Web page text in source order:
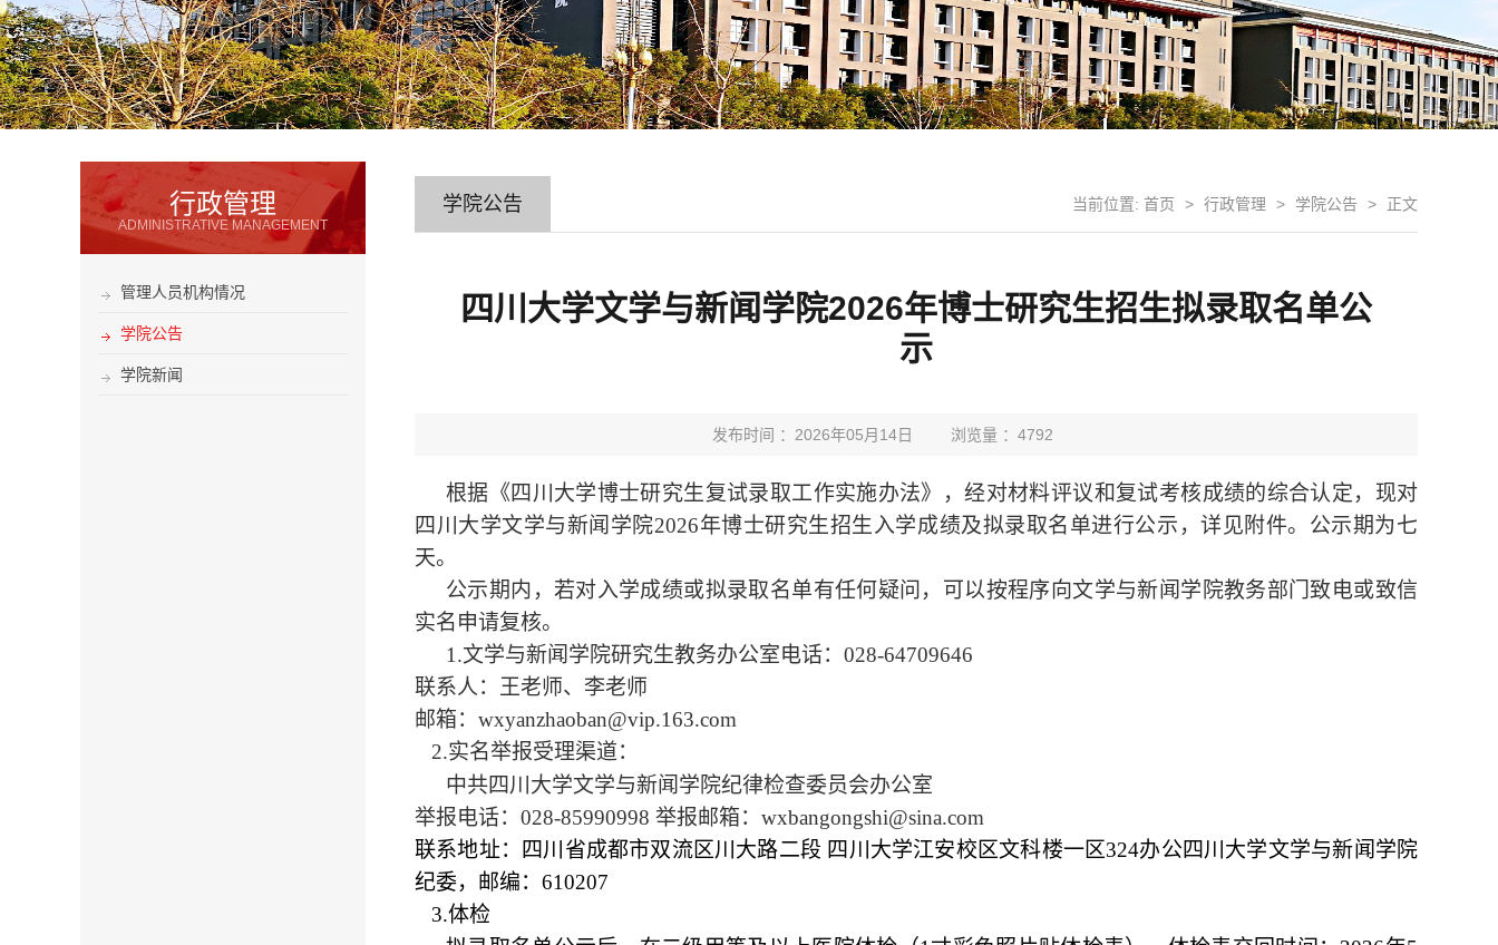
行政管理
ADMINISTRATIVE MANAGEMENT
管理人员机构情况
学院公告
学院新闻
学院公告 当前位置: 首页 > 行政管理 > 学院公告 > 正文
四川大学文学与新闻学院2026年博士研究生招生拟录取名单公
示
发布时间 ：2026年05月14日 浏览量 ： 4792
根据《四川大学博士研究生复试录取工作实施办法》，经对材料评议和复试考核成绩的综合认定，现对
四川大学文学与新闻学院2026年博士研究生招生入学成绩及拟录取名单进行公示，详见附件。公示期为七
天。
公示期内，若对入学成绩或拟录取名单有任何疑问，可以按程序向文学与新闻学院教务部门致电或致信
实名申请复核。
1.文学与新闻学院研究生教务办公室电话： 028-64709646
联系人：王老师、李老师
邮箱： wxyanzhaoban@vip.163.com
2.实名举报受理渠道：
中共四川大学文学与新闻学院纪律检查委员会办公室
举报电话： 028-85990998 举报邮箱： wxbangongshi@sina.com
联系地址：四川省成都市双流区川大路二段 四川大学江安校区文科楼一区324办公四川大学文学与新闻学院
纪委，邮编： 610207
3.体检